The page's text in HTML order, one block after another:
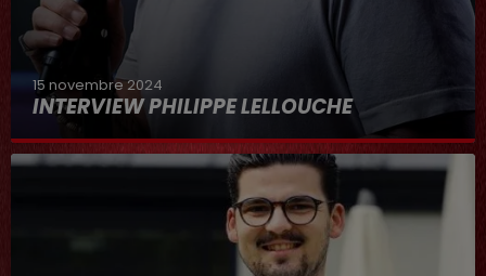
15 novembre 2024
INTERVIEW PHILIPPE LELLOUCHE